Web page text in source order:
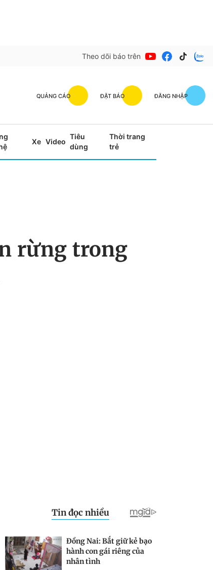
Theo dõi báo trên
QUẢNG CÁO ĐẶT BÁO ĐĂNG NHẬP
Xe Video
Tiêu
dùng
Thời trang
trẻ
rừng trong